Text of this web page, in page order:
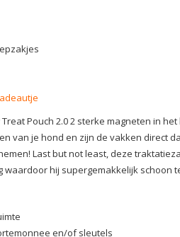
Pouch 2.0 2 sterke magneten in
van je hond en zijn de vakken direct
Last but not least, deze
hij supergemakkelijk schoon
en/of sleutels